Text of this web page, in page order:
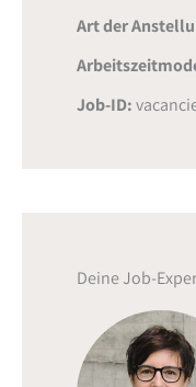
Art der
Job-ID:
Deine Job-